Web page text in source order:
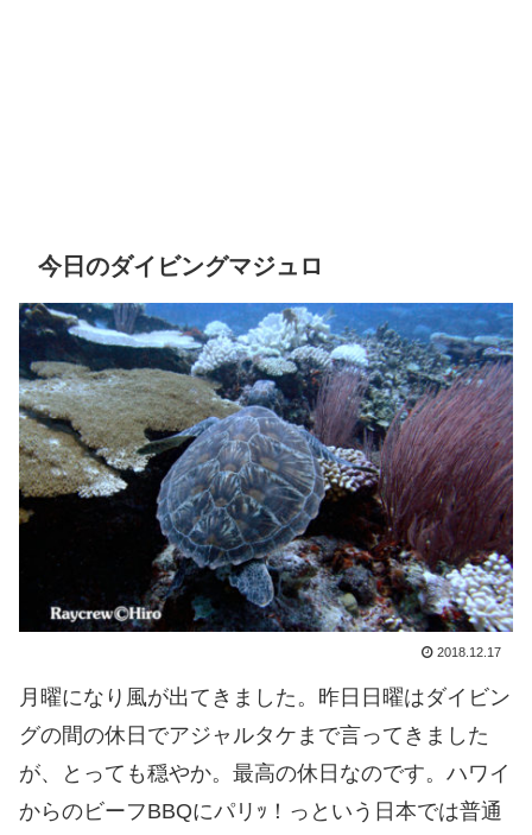
今日のダイビングマジュロ
2018.12.17
月曜になり風が出てきました。昨日日曜はダイビン
グの間の休日でアジャルタケまで言ってきました
が、とっても穏やか。最高の休日なのです。ハワイ
からのビーフBBQにパリｯ！っという日本では普通